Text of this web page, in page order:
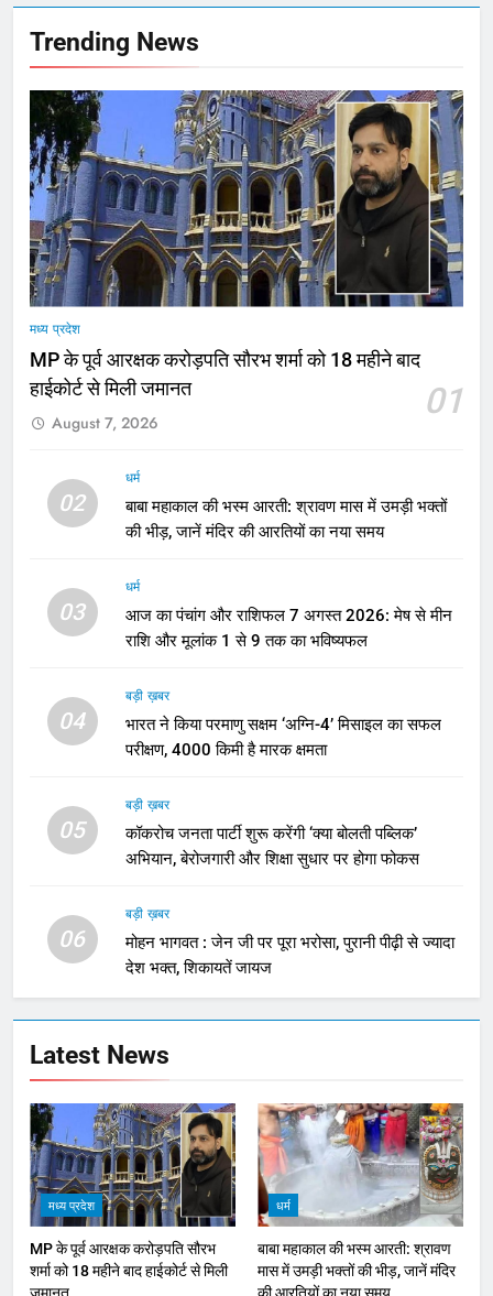
Trending News
मध्य प्रदेश
MP के पूर्व आरक्षक करोड़पति सौरभ शर्मा को 18 महीने बाद
हाईकोर्ट से मिली जमानत
01
August 7, 2026
02
धर्म
बाबा महाकाल की भस्म आरती: श्रावण मास में उमड़ी भक्तों
की भीड़, जानें मंदिर की आरतियों का नया समय
03
धर्म
आज का पंचांग और राशिफल 7 अगस्त 2026: मेष से मीन
राशि और मूलांक 1 से 9 तक का भविष्यफल
04
बड़ी ख़बर
भारत ने किया परमाणु सक्षम ‘अग्नि-4’ मिसाइल का सफल
परीक्षण, 4000 किमी है मारक क्षमता
05
बड़ी ख़बर
कॉकरोच जनता पार्टी शुरू करेंगी ‘क्या बोलती पब्लिक’
अभियान, बेरोजगारी और शिक्षा सुधार पर होगा फोकस
06
बड़ी ख़बर
मोहन भागवत : जेन जी पर पूरा भरोसा, पुरानी पीढ़ी से ज्यादा
देश भक्त, शिकायतें जायज
Latest News
मध्य प्रदेश
MP के पूर्व आरक्षक करोड़पति सौरभ
शर्मा को 18 महीने बाद हाईकोर्ट से मिली
धर्म
बाबा महाकाल की भस्म आरती: श्रावण
मास में उमड़ी भक्तों की भीड़, जानें मंदिर